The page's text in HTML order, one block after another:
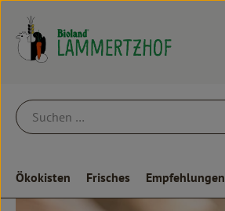
Ökokisten Frisches Empfehlungen